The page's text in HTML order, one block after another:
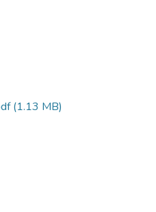
(1.13 MB)